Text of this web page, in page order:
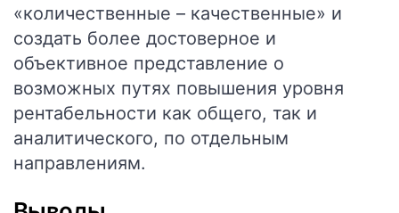
«количественные – качественные» и
создать более достоверное и
объективное представление о
возможных путях повышения уровня
рентабельности как общего, так и
аналитического, по отдельным
направлениям.